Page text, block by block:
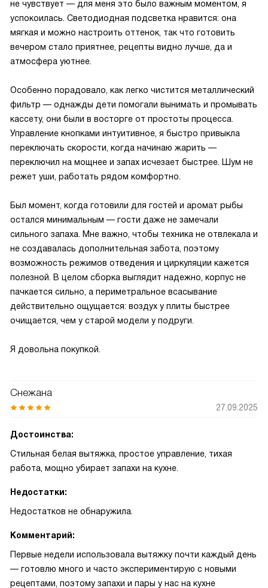
не чувствует — для меня это было важным моментом, я
успокоилась. Светодиодная подсветка нравится: она
мягкая и можно настроить оттенок, так что готовить
вечером стало приятнее, рецепты видно лучше, да и
атмосфера уютнее.
Особенно порадовало, как легко чистится металлический
фильтр — однажды дети помогали вынимать и промывать
кассету, они были в восторге от простоты процесса.
Управление кнопками интуитивное, я быстро привыкла
переключать скорости, когда начинаю жарить —
переключил на мощнее и запах исчезает быстрее. Шум не
режет уши, работать рядом комфортно.
Был момент, когда готовили для гостей и аромат рыбы
остался минимальным — гости даже не замечали
сильного запаха. Мне важно, чтобы техника не отвлекала и
не создавалась дополнительная забота, поэтому
возможность режимов отведения и циркуляции кажется
полезной. В целом сборка выглядит надежно, корпус не
пачкается сильно, а периметральное всасывание
действительно ощущается: воздух у плиты быстрее
очищается, чем у старой модели у подруги.
Я довольна покупкой.
Снежана
27.09.2025
Достоинства:
Стильная белая вытяжка, простое управление, тихая
работа, мощно убирает запахи на кухне.
Недостатки:
Недостатков не обнаружила.
Комментарий:
Первые недели использовала вытяжку почти каждый день
— готовлю много и часто экспериментирую с новыми
рецептами, поэтому запахи и пары у нас на кухне